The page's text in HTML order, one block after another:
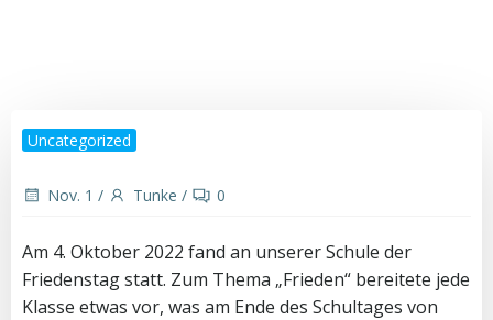
Uncategorized
Nov. 1 / Tunke / 0
Am 4. Oktober 2022 fand an unserer Schule der
Friedenstag statt. Zum Thema „Frieden“ bereitete jede
Klasse etwas vor, was am Ende des Schultages von